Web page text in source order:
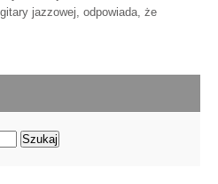
jazzowej, odpowiada, że